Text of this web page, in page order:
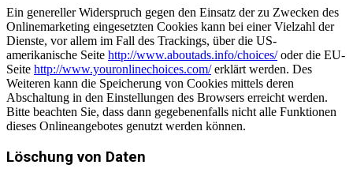
Ein genereller Widerspruch gegen den Einsatz der zu Zwecken des
Onlinemarketing eingesetzten Cookies kann bei einer Vielzahl der
Dienste, vor allem im Fall des Trackings, über die US-
amerikanische Seite http://www.aboutads.info/choices/oder die EU-
Seite http://www.youronlinechoices.com/erklärt werden. Des
Weiteren kann die Speicherung von Cookies mittels deren
Abschaltung in den Einstellungen des Browsers erreicht werden.
Bitte beachten Sie, dass dann gegebenenfalls nicht alle Funktionen
dieses Onlineangebotes genutzt werden können.
Löschung von Daten